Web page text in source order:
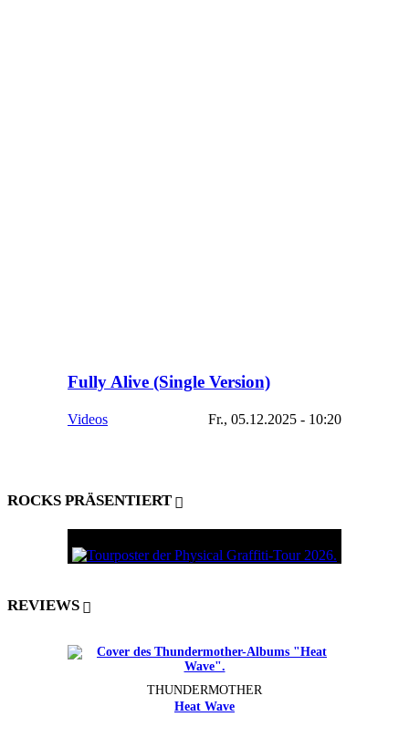
Fully Alive (Single Version)
Videos Fr., 05.12.2025 - 10:20
ROCKS PRÄSENTIERT
REVIEWS
THUNDERMOTHER
Heat Wave